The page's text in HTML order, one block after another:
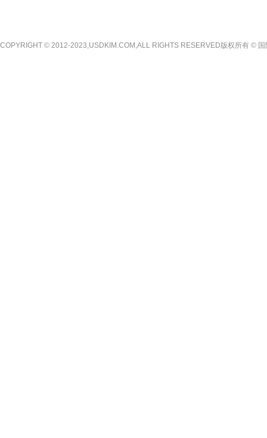
COPYRIGHT © 2012-2023,USDKIM.COM,ALL RIGHTS RESERVED版权所有 ©